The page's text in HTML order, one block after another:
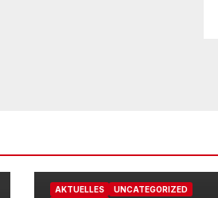
AKTUELLES
UNCATEGORIZED